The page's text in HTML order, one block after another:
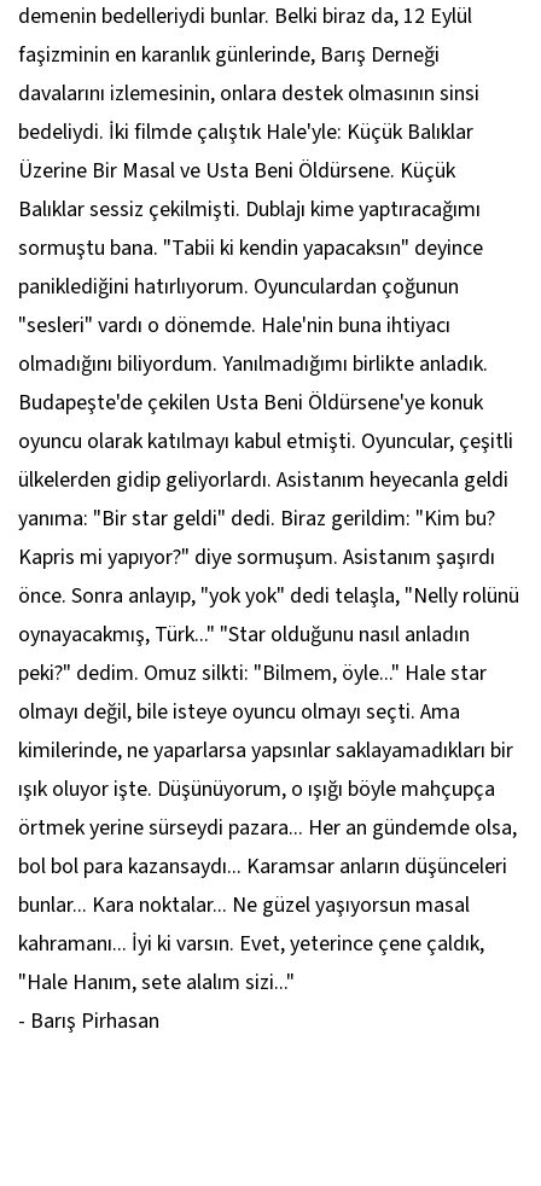
demenin bedelleriydi bunlar. Belki biraz da, 12 Eylül
faşizminin en karanlık günlerinde, Barış Derneği
davalarını izlemesinin, onlara destek olmasının sinsi
bedeliydi. İki filmde çalıştık Hale'yle: Küçük Balıklar
Üzerine Bir Masal ve Usta Beni Öldürsene. Küçük
Balıklar sessiz çekilmişti. Dublajı kime yaptıracağımı
sormuştu bana. "Tabii ki kendin yapacaksın" deyince
paniklediğini hatırlıyorum. Oyunculardan çoğunun
"sesleri" vardı o dönemde. Hale'nin buna ihtiyacı
olmadığını biliyordum. Yanılmadığımı birlikte anladık.
Budapeşte'de çekilen Usta Beni Öldürsene'ye konuk
oyuncu olarak katılmayı kabul etmişti. Oyuncular, çeşitli
ülkelerden gidip geliyorlardı. Asistanım heyecanla geldi
yanıma: "Bir star geldi" dedi. Biraz gerildim: "Kim bu?
Kapris mi yapıyor?" diye sormuşum. Asistanım şaşırdı
önce. Sonra anlayıp, "yok yok" dedi telaşla, "Nelly rolünü
oynayacakmış, Türk..." "Star olduğunu nasıl anladın
peki?" dedim. Omuz silkti: "Bilmem, öyle..." Hale star
olmayı değil, bile isteye oyuncu olmayı seçti. Ama
kimilerinde, ne yaparlarsa yapsınlar saklayamadıkları bir
ışık oluyor işte. Düşünüyorum, o ışığı böyle mahçupça
örtmek yerine sürseydi pazara... Her an gündemde olsa,
bol bol para kazansaydı... Karamsar anların düşünceleri
bunlar... Kara noktalar... Ne güzel yaşıyorsun masal
kahramanı... İyi ki varsın. Evet, yeterince çene çaldık,
"Hale Hanım, sete alalım sizi..."
- Barış Pirhasan